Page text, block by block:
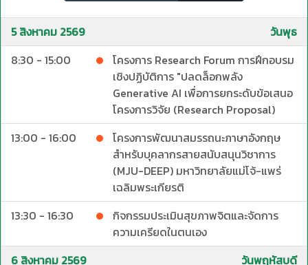
5 สิงหาคม 2569
วันพุธ
8:30 - 15:00
โครงการ Research Forum การฝึกอบรม
เชิงปฏิบัติการ "ปลดล็อกพลัง
Generative AI เพื่อการยกระดับข้อเสนอ
โครงการวิจัย (Research Proposal)
13:00 - 16:00
โครงการพัฒนาสมรรถนะภาษาอังกฤษ
สำหรับบุคลากรสายสนับสนุนวิชาการ
(MJU-DEEP) มหาวิทยาลัยแม่โจ้-แพร่
เฉลิมพระเกียรติ
13:30 - 16:30
กิจกรรมประเมินสุขภาพจิตและจัดการ
ความเครียดในตนเอง
6 สิงหาคม 2569
วันพฤหัสบดี